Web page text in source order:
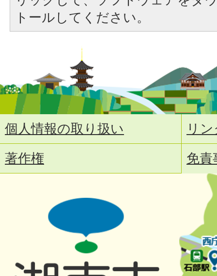
トールしてください。
個人情報の取り扱い
リ
著作権
免責